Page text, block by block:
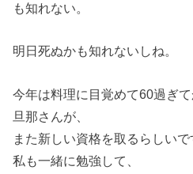
も知れない。
明日死ぬかも知れないしね。
今年は料理に目覚めて60過ぎ
旦那さんが、
また新しい資格を取るらしいで
私も一緒に勉強して、